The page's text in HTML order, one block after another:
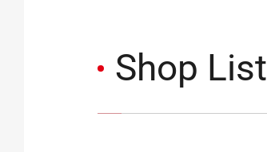
Shop List